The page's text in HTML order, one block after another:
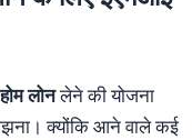
लोनलेने की योजना
क्योंकि आने वाले कई